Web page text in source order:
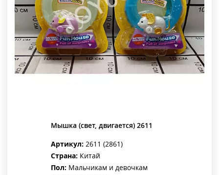
Мышка (свет, двигается) 2611
Артикул: 2611 (2861)
Страна: Китай
Пол: Мальчикам и девочкам